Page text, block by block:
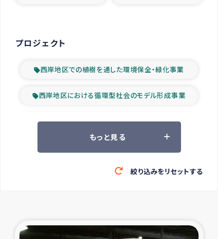
プロジェクト
西岸地区での植樹を通した環境保全・緑化事業
西岸地区における循環型社会のモデル形成事業
ツアー参加者の声
緊急救援の時代
東ティモール豪雨緊急支援
もっと見る
絞り込みをリセットする